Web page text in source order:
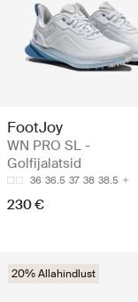
FootJoy
WN PRO SL -
Golfijalatsid
36 36.5 37 38 38.5
230 €
20% Allahindlust